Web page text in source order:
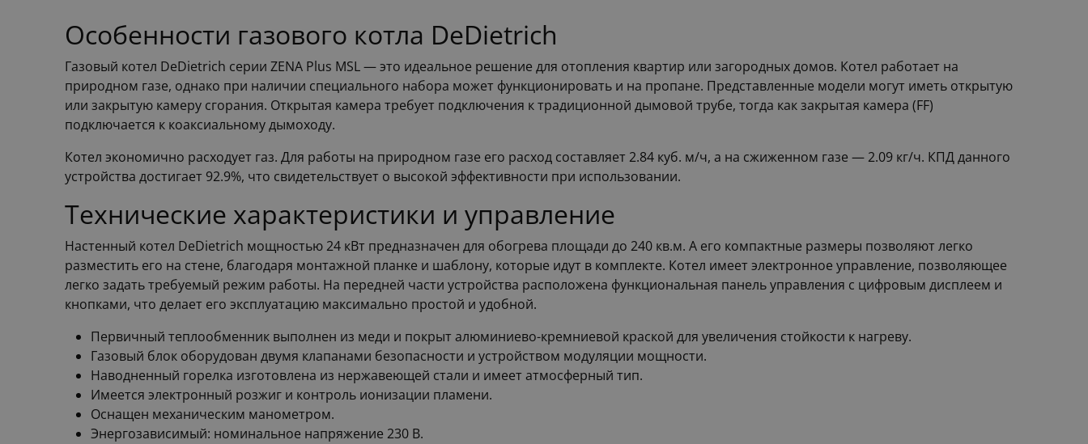
Особенности газового котла DeDietrich
Газовый котел DeDietrich серии ZENA Plus MSL — это идеальное решение для отопления квартир или загородных домов. Котел работает на
природном газе, однако при наличии специального набора может функционировать и на пропане. Представленные модели могут иметь открытую
или закрытую камеру сгорания. Открытая камера требует подключения к традиционной дымовой трубе, тогда как закрытая камера (FF)
подключается к коаксиальному дымоходу.
Котел экономично расходует газ. Для работы на природном газе его расход составляет 2.84 куб. м/ч, а на сжиженном газе — 2.09 кг/ч. КПД данного
устройства достигает 92.9%, что свидетельствует о высокой эффективности при использовании.
Технические характеристики и управление
Настенный котел DeDietrich мощностью 24 кВт предназначен для обогрева площади до 240 кв.м. А его компактные размеры позволяют легко
разместить его на стене, благодаря монтажной планке и шаблону, которые идут в комплекте. Котел имеет электронное управление, позволяющее
легко задать требуемый режим работы. На передней части устройства расположена функциональная панель управления с цифровым дисплеем и
кнопками, что делает его эксплуатацию максимально простой и удобной.
Первичный теплообменник выполнен из меди и покрыт алюминиево-кремниевой краской для увеличения стойкости к нагреву.
Газовый блок оборудован двумя клапанами безопасности и устройством модуляции мощности.
Наводненный горелка изготовлена из нержавеющей стали и имеет атмосферный тип.
Имеется электронный розжиг и контроль ионизации пламени.
Оснащен механическим манометром.
Энергозависимый: номинальное напряжение 230 В.